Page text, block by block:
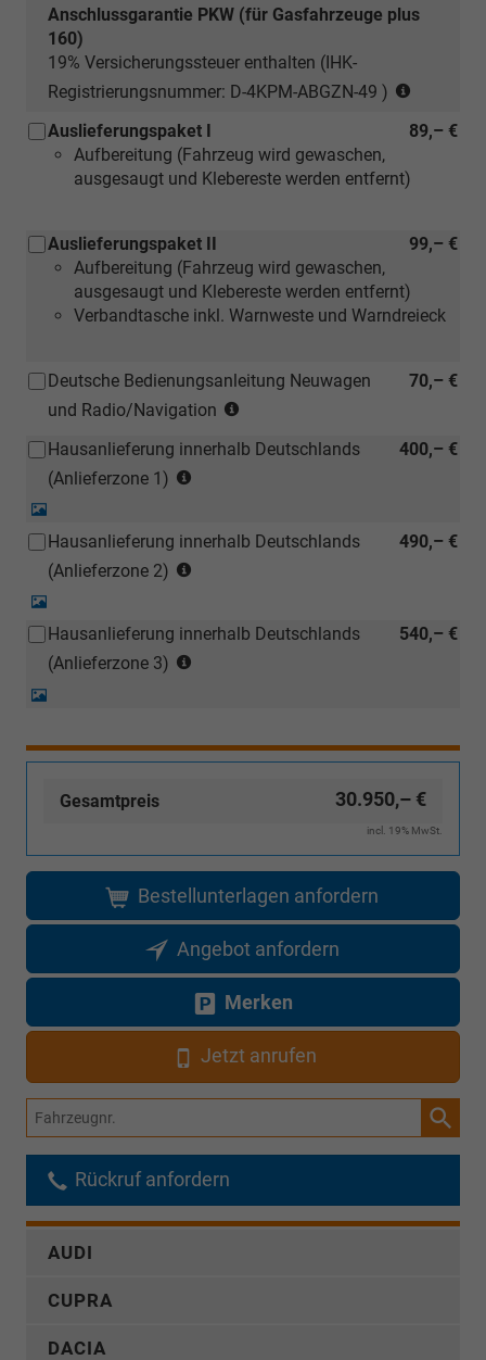
Anschlussgarantie PKW (für Gasfahrzeuge plus
160)
19% Versicherungssteuer enthalten (IHK-
Registrierungsnummer: D-4KPM-ABGZN-49 )
89,– €
Auslieferungspaket I
Aufbereitung (Fahrzeug wird gewaschen,
ausgesaugt und Klebereste werden entfernt)
99,– €
Auslieferungspaket II
Aufbereitung (Fahrzeug wird gewaschen,
ausgesaugt und Klebereste werden entfernt)
Verbandtasche inkl. Warnweste und Warndreieck
70,– €
Deutsche Bedienungsanleitung Neuwagen
und Radio/Navigation
auch
Händler
400,– €
Hausanlieferung innerhalb Deutschlands
(Anlieferzone 1)
(ausgenommen
490,– €
Hausanlieferung innerhalb Deutschlands
(Anlieferzone 2)
(ausgenommen
540,– €
Hausanlieferung innerhalb Deutschlands
(Anlieferzone 3)
Inselanlieferungen)
Gesamtpreis 30.950,– €
incl. 19% MwSt.
Bestellunterlagen anfordern
Angebot anfordern
Merken
Jetzt anrufen
Fahrzeugnr.
Rückruf anfordern
AUDI
CUPRA
DACIA